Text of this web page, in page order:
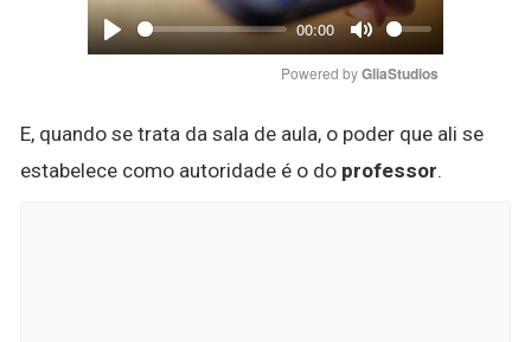
Play
00:00
Mute
Powered by GliaStudios
E, quando se trata da sala de aula, o poder que ali se
estabelece como autoridade é o do professor.